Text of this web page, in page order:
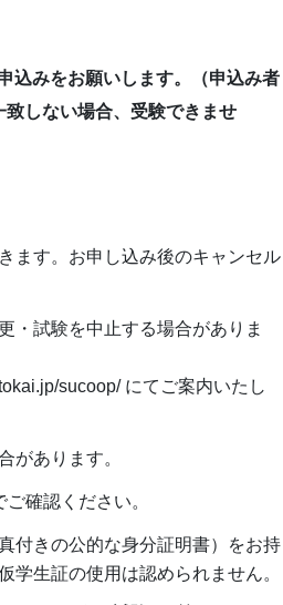
込みをお願いします。（申込み者
しない場合、受験できませ
ます。お申し込み後のキャンセル
・試験を中止する場合がありま
sucoop/ にてご案内いたし
があります。
確認ください。
付きの公的な身分証明書）をお持
学生証の使用は認められません。